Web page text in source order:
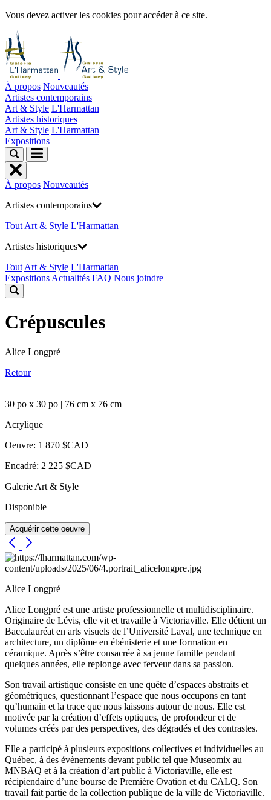
Vous devez activer les cookies pour accéder à ce site.
À propos Nouveautés
Artistes contemporains
Art & Style L'Harmattan
Artistes historiques
Art & Style L'Harmattan
Expositions
À propos Nouveautés
Artistes contemporains
Tout Art & Style L'Harmattan
Artistes historiques
Tout Art & Style L'Harmattan
Expositions Actualités FAQ Nous joindre
Crépuscules
Alice Longpré
Retour
30 po x 30 po | 76 cm x 76 cm
Acrylique
Oeuvre: 1 870 $CAD
Encadré: 2 225 $CAD
Galerie Art & Style
Disponible
Acquérir cette oeuvre
Alice Longpré
Alice Longpré est une artiste professionnelle et multidisciplinaire.
Originaire de Lévis, elle vit et travaille à Victoriaville. Elle détient un
Baccalauréat en arts visuels de l’Université Laval, une technique en
architecture, un diplôme en ébénisterie et une formation en
céramique. Après s’être consacrée à sa jeune famille pendant
quelques années, elle replonge avec ferveur dans sa passion.
Son travail artistique consiste en une quête d’espaces abstraits et
géométriques, questionnant l’espace que nous occupons en tant
qu’humain et la trace que nous laissons autour de nous. Elle est
motivée par la création d’effets optiques, de profondeur et de
volumes créés par des perspectives, des dégradés et des contrastes.
Elle a participé à plusieurs expositions collectives et individuelles au
Québec, à des évènements devant public tel que Museomix au
MNBAQ et à la création d’art public à Victoriaville, elle est
récipiendaire d’une bourse de Première Ovation et du CALQ. Son
travail fait partie de la collection publique de la ville de Victoriaville.